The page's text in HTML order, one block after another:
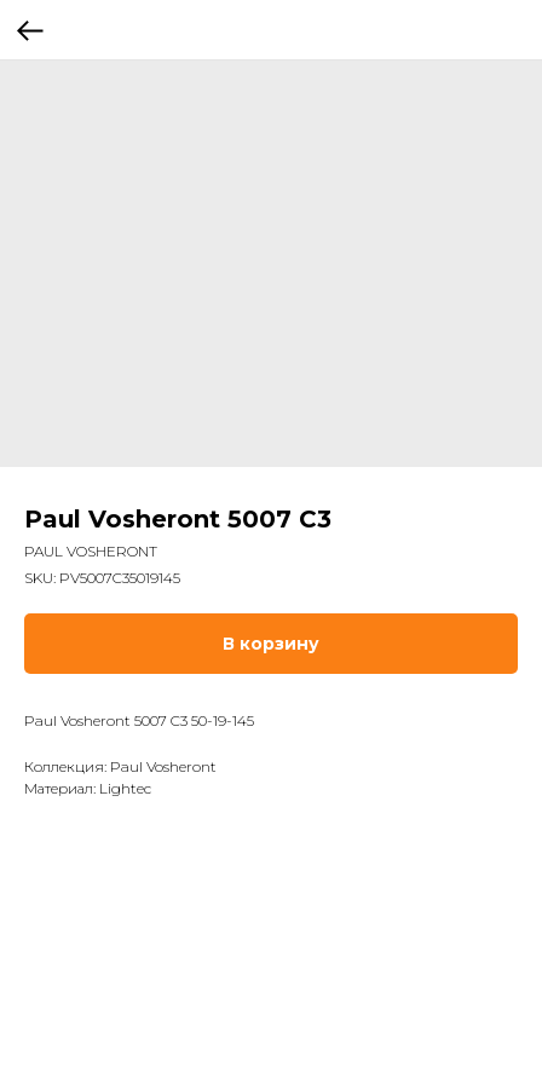
Paul Vosheront 5007 C3
PAUL VOSHERONT
SKU: PV5007C35019145
В корзину
Paul Vosheront 5007 C3 50-19-145
Коллекция: Paul Vosheront
Материал: Lightec